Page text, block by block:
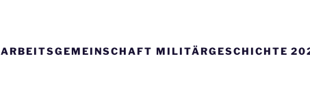
ARBEITSGEMEINSCHAFT MILITÄRGESCHICHTE